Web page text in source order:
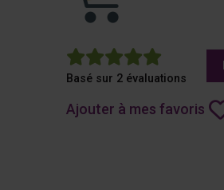
5
Basé sur 2 évaluations
Ajouter à mes favoris